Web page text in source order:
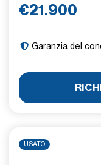
€21.900
Garanzia del
USATO